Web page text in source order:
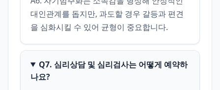
대인관계를 돕지만, 과도할 경우 갈등과 편견
을 심화시킬 수 있어 균형이 중요합니다.
Q7. 심리상담 및 심리검사는 어떻게 예약하
나요?